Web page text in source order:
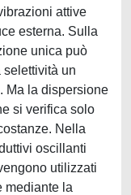
attive
esterna. Sulla
unica può
un
Ma la dispersione
si verifica solo
Nella
oscillanti
utilizzati
mediante la